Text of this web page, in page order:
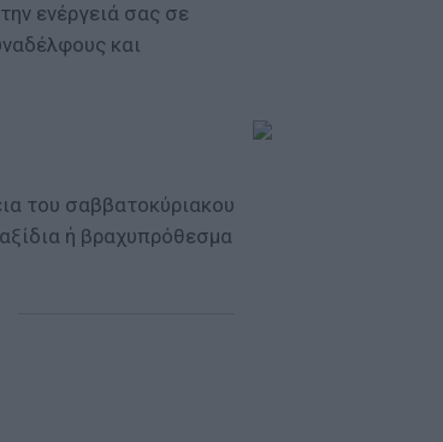
ενέργειά σας σε
και
του σαββατοκύριακου
ή βραχυπρόθεσμα